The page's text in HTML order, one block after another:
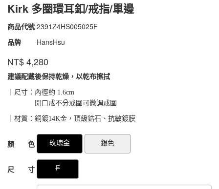
Kirk 多圈環耳釦/戒指/單邊
商品代號 2391Z4HS005025F
2391Z4HS005025F
品牌
HansHsu
NT$4,280
建議配戴後保持乾燥，以乾布擦拭
｜尺寸：內徑約 1.6cm
開口戒不分戒圍可微調戒圍
｜材質：銅鍍14K金，頂級鋯石、抗敏鍍膜
GOODS000000000000033590633
顏 色 玫瑰金 銀色
尺 寸 F